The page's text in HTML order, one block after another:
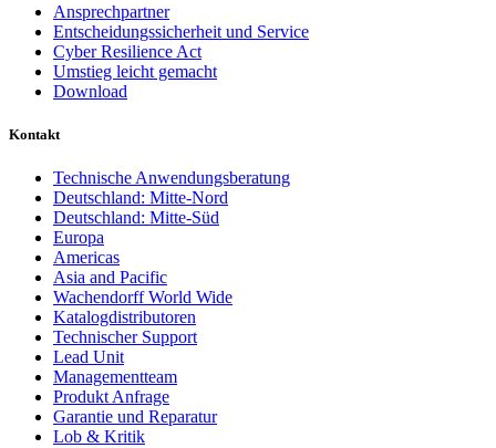
Ansprechpartner
Entscheidungssicherheit und Service
Cyber Resilience Act
Umstieg leicht gemacht
Download
Kontakt
Technische Anwendungsberatung
Deutschland: Mitte-Nord
Deutschland: Mitte-Süd
Europa
Americas
Asia and Pacific
Wachendorff World Wide
Katalogdistributoren
Technischer Support
Lead Unit
Managementteam
Produkt Anfrage
Garantie und Reparatur
Lob & Kritik